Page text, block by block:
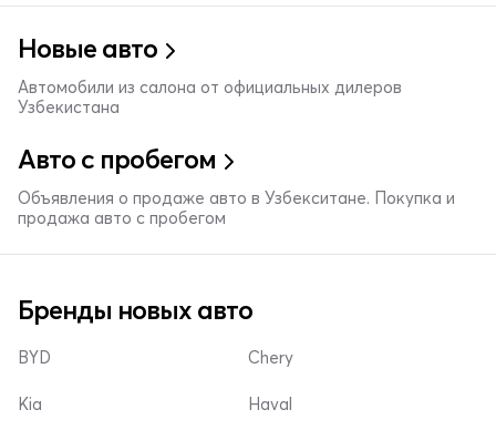
Новые авто
Автомобили из салона от официальных дилеров
Узбекистана
Авто с пробегом
Объявления о продаже авто в Узбекситане. Покупка и
продажа авто с пробегом
Бренды новых авто
BYD
Kia
Chery
Haval